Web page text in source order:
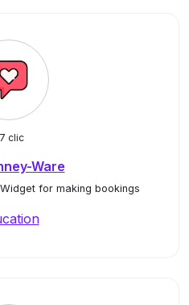
clic
Ware
for making bookings